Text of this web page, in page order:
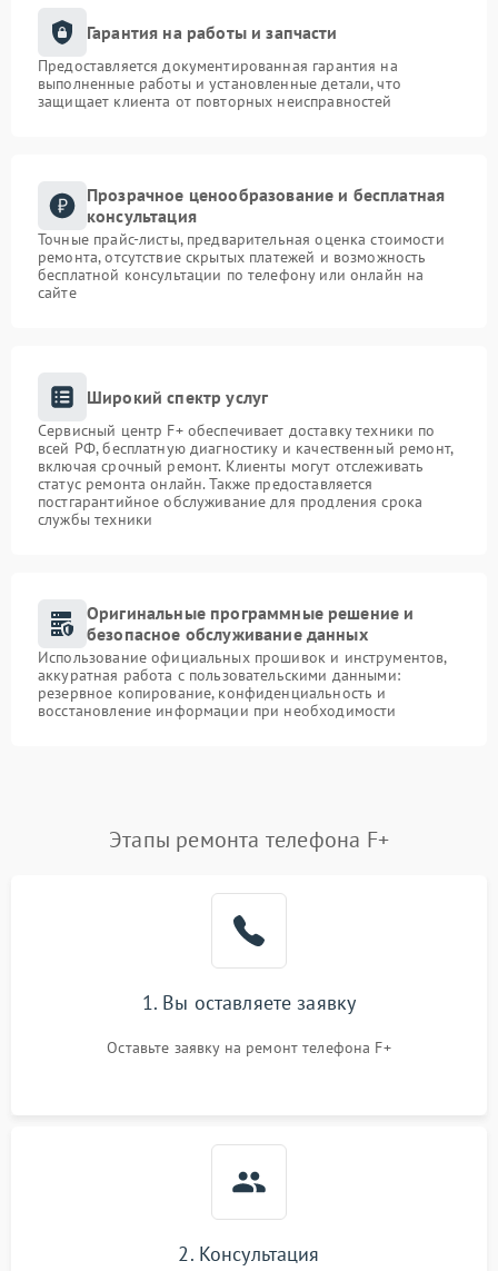
Гарантия на работы и запчасти
Предоставляется документированная гарантия на
выполненные работы и установленные детали, что
защищает клиента от повторных неисправностей
Прозрачное ценообразование и бесплатная
консультация
Точные прайс-листы, предварительная оценка стоимости
ремонта, отсутствие скрытых платежей и возможность
бесплатной консультации по телефону или онлайн на
сайте
Широкий спектр услуг
Сервисный центр F+ обеспечивает доставку техники по
всей РФ, бесплатную диагностику и качественный ремонт,
включая срочный ремонт. Клиенты могут отслеживать
статус ремонта онлайн. Также предоставляется
постгарантийное обслуживание для продления срока
службы техники
Оригинальные программные решение и
безопасное обслуживание данных
Использование официальных прошивок и инструментов,
аккуратная работа с пользовательскими данными:
резервное копирование, конфиденциальность и
восстановление информации при необходимости
Этапы ремонта телефона F+
1. Вы оставляете заявку
Оставьте заявку на ремонт телефона F+
2. Консультация